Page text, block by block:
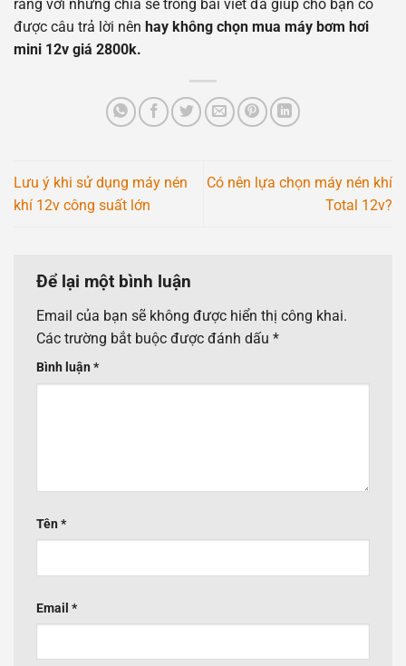
rằng với những chia sẻ trong bài viết đã giúp cho bạn có
được câu trả lời nên hay không chọn mua máy bơm hơi
mini 12v giá 2800k.
Lưu ý khi sử dụng máy nén
khí 12v công suất lớn
Có nên lựa chọn máy nén khí
Total 12v?
Để lại một bình luận
Email của bạn sẽ không được hiển thị công khai.
Các trường bắt buộc được đánh dấu *
Bình luận *
Tên *
Email *